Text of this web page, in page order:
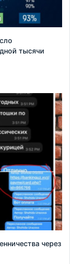
тысячи
через